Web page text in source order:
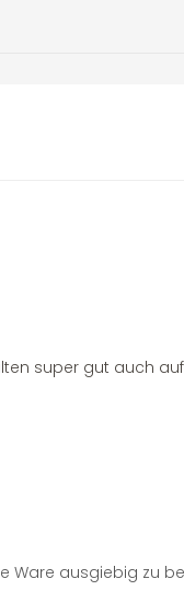
super gut auch
Ware ausgiebig zu